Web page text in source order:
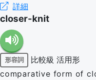
詳細
closer-knit
形容詞 比較級 活用形
comparative form of